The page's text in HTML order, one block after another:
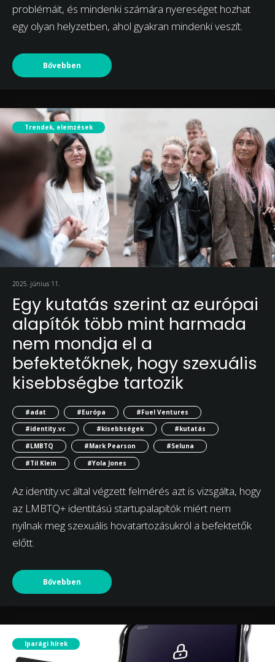
problémáit, és mindenki számára nyereséget hozhat
egy olyan helyzetben, ahol gyakran mindenki veszít.
Bővebben
Trendek, elemzések
2025. június 11.
Egy kutatás szerint az európai
alapítók több mint harmada
nem mondja el a
befektetőknek, hogy szexuális
kisebbségbe tartozik
#adat #Európa
#Fuel Ventures
#identity.vc
#kisebbségek
#kutatás
#LMBTQ
#Mark Pearson
#Seluna
#Til Klein
#Yola Jones
Az identity.vc által végzett felmérés azt is vizsgálta, hogy
az LMBTQ+ identitású startupalapítók miért nem
nyílnak meg szexuális hovatartozásukról a befektetők
előtt.
Bővebben
Iparági hírek